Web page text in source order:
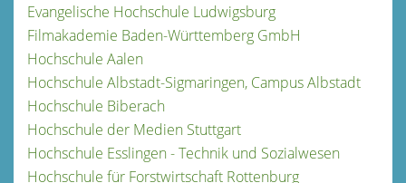
Evangelische Hochschule Ludwigsburg
Filmakademie Baden-Württemberg GmbH
Hochschule Aalen
Hochschule Albstadt-Sigmaringen, Campus Albstadt
Hochschule Biberach
Hochschule der Medien Stuttgart
Hochschule Esslingen - Technik und Sozialwesen
Hochschule für Forstwirtschaft Rottenburg